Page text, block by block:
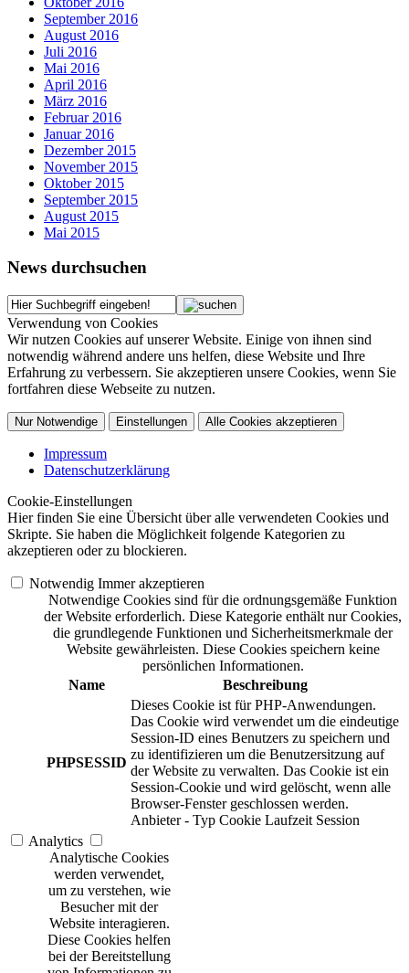
September 2016
August 2016
Juli 2016
Mai 2016
April 2016
März 2016
Februar 2016
Januar 2016
Dezember 2015
November 2015
Oktober 2015
September 2015
August 2015
Mai 2015
News durchsuchen
Verwendung von Cookies
Wir nutzen Cookies auf unserer Website. Einige von ihnen sind
notwendig während andere uns helfen, diese Website und Ihre
Erfahrung zu verbessern. Sie akzeptieren unsere Cookies, wenn Sie
fortfahren diese Webseite zu nutzen.
Nur Notwendige Einstellungen Alle Cookies akzeptieren
Impressum
Datenschutzerklärung
Cookie-Einstellungen
Hier finden Sie eine Übersicht über alle verwendeten Cookies und
Skripte. Sie haben die Möglichkeit folgende Kategorien zu
akzeptieren oder zu blockieren.
Notwendig Immer akzeptieren
Notwendige Cookies sind für die ordnungsgemäße Funktion
der Website erforderlich. Diese Kategorie enthält nur Cookies,
die grundlegende Funktionen und Sicherheitsmerkmale der
Website gewährleisten. Diese Cookies speichern keine
persönlichen Informationen.
Name
Beschreibung
PHPSESSID
Dieses Cookie ist für PHP-Anwendungen.
Das Cookie wird verwendet um die eindeutige
Session-ID eines Benutzers zu speichern und
zu identifizieren um die Benutzersitzung auf
der Website zu verwalten. Das Cookie ist ein
Session-Cookie und wird gelöscht, wenn alle
Browser-Fenster geschlossen werden.
Anbieter - Typ Cookie Laufzeit Session
Analytics
Analytische Cookies
werden verwendet,
um zu verstehen, wie
Besucher mit der
Website interagieren.
Diese Cookies helfen
bei der Bereitstellung